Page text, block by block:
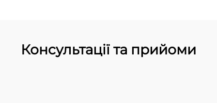
Консультації та прийоми